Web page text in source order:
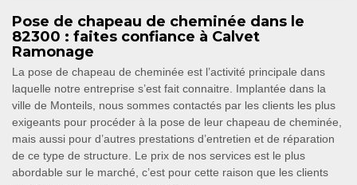
Pose de chapeau de cheminée dans le
82300 : faites confiance à Calvet
Ramonage
La pose de chapeau de cheminée est l’activité principale dans
laquelle notre entreprise s’est fait connaitre. Implantée dans la
ville de Monteils, nous sommes contactés par les clients les plus
exigeants pour procéder à la pose de leur chapeau de cheminée,
mais aussi pour d’autres prestations d’entretien et de réparation
de ce type de structure. Le prix de nos services est le plus
abordable sur le marché, c’est pour cette raison que les clients